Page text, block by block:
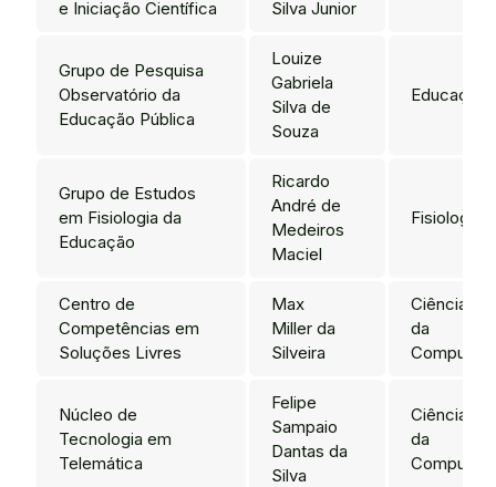
e Iniciação Científica Silva Junior
Grupo de Pesquisa
Observatório da
Educação Pública
Louize
Gabriela
Silva de
Souza
Educação
Grupo de Estudos
em Fisiologia da
Educação
Ricardo
André de
Medeiros
Maciel
Fisiologia
Centro de
Competências em
Soluções Livres
Max
Miller da
Silveira
Ciência
da
Núcleo de
Tecnologia em
Telemática
Felipe
Sampaio
Dantas da
Silva
Ciência
da